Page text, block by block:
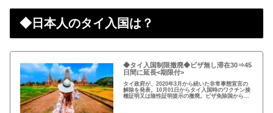
◆日本人のタイ入国は？
◆タイ入国制限撤廃◆ビザ無し滞在30⇒45
日間に延長<期限付>
タイ政府が、2020年3月から続いた非常事態宣言の
解除を発表。10月01日からタイ入国時のワクチン接
種証明又は陰性証明提示の撤廃。ビザ免除国からの